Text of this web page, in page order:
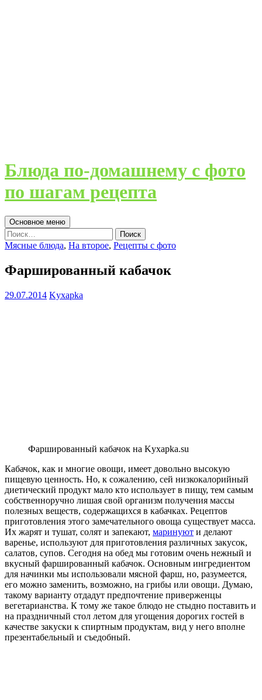
Блюда по-домашнему с фото
по шагам рецепта
Поиск
Основное меню Перейти
к
содержимому
Найти:
Мясные блюда, На второе, Рецепты с фото
Фаршированный кабачок
29.07.2014 Kyxapka
Фаршированный кабачок на Kyxapka.su
Кабачок, как и многие овощи, имеет довольно высокую
пищевую ценность. Но, к сожалению, сей низкокалорийный
диетический продукт мало кто использует в пищу, тем самым
собственноручно лишая свой организм получения массы
полезных веществ, содержащихся в кабачках. Рецептов
приготовления этого замечательного овоща существует масса.
Их жарят и тушат, солят и запекают, маринуют и делают
варенье, используют для приготовления различных закусок,
салатов, супов. Сегодня на обед мы готовим очень нежный и
вкусный фаршированный кабачок. Основным ингредиентом
для начинки мы использовали мясной фарш, но, разумеется,
его можно заменить, возможно, на грибы или овощи. Думаю,
такому варианту отдадут предпочтение приверженцы
вегетарианства. К тому же такое блюдо не стыдно поставить и
на праздничный стол летом для угощения дорогих гостей в
качестве закуски к спиртным продуктам, вид у него вполне
презентабельный и съедобный.